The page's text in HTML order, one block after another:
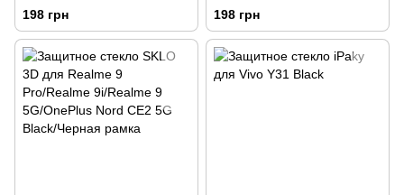
198 грн 198 грн